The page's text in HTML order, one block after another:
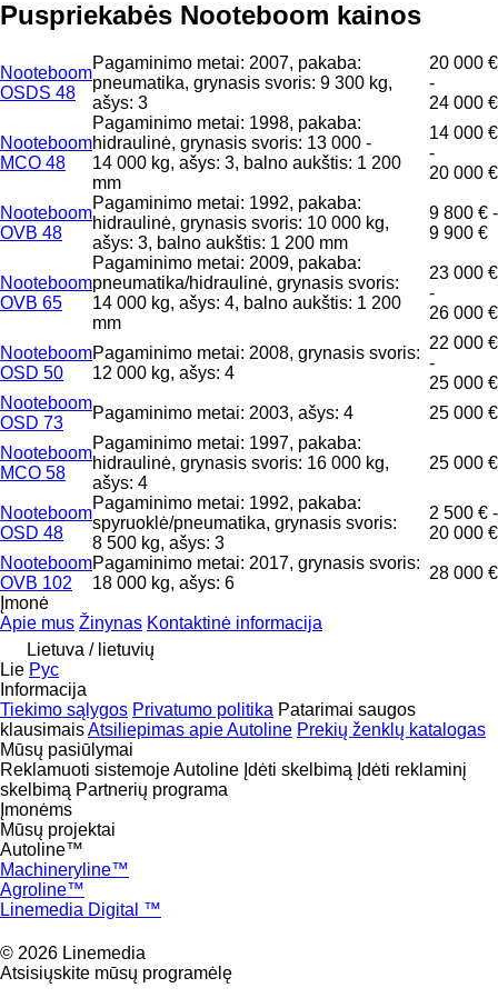
Puspriekabės Nooteboom kainos
Nooteboom
OSDS 48
Pagaminimo metai: 2007, pakaba:
pneumatika, grynasis svoris: 9 300 kg,
ašys: 3
20 000 €
-
24 000 €
Nooteboom
MCO 48
Pagaminimo metai: 1998, pakaba:
hidraulinė, grynasis svoris: 13 000 -
14 000 kg, ašys: 3, balno aukštis: 1 200
mm
14 000 €
-
20 000 €
Nooteboom
OVB 48
Pagaminimo metai: 1992, pakaba:
hidraulinė, grynasis svoris: 10 000 kg,
ašys: 3, balno aukštis: 1 200 mm
9 800 € -
9 900 €
Nooteboom
OVB 65
Pagaminimo metai: 2009, pakaba:
pneumatika/hidraulinė, grynasis svoris:
14 000 kg, ašys: 4, balno aukštis: 1 200
mm
23 000 €
-
26 000 €
Nooteboom
OSD 50
Pagaminimo metai: 2008, grynasis svoris:
12 000 kg, ašys: 4
22 000 €
-
25 000 €
Nooteboom
OSD 73
Pagaminimo metai: 2003, ašys: 4 25 000 €
Nooteboom
MCO 58
Pagaminimo metai: 1997, pakaba:
hidraulinė, grynasis svoris: 16 000 kg,
ašys: 4
25 000 €
Nooteboom
OSD 48
Pagaminimo metai: 1992, pakaba:
spyruoklė/pneumatika, grynasis svoris:
8 500 kg, ašys: 3
2 500 € -
20 000 €
Nooteboom
OVB 102
Pagaminimo metai: 2017, grynasis svoris:
18 000 kg, ašys: 6
28 000 €
Įmonė
Apie mus Žinynas Kontaktinė informacija
Lietuva / lietuvių
Lie Рус
Informacija
Tiekimo sąlygos Privatumo politika Patarimai saugos
klausimaisAtsiliepimas apie Autoline Prekių ženklų katalogas
Mūsų pasiūlymai
Reklamuoti sistemoje Autoline Įdėti skelbimą Įdėti reklaminį
skelbimą Partnerių programa
Įmonėms
Mūsų projektai
Autoline™
Machineryline™
Agroline™
Linemedia Digital ™
© 2026 Linemedia
Atsisiųskite mūsų programėlę